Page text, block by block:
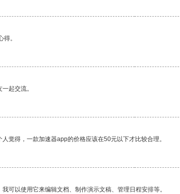
。
起交流。
觉得，一款加速器app的价格应该在50元以下才比较合理。
可以使用它来编辑文档、制作演示文稿、管理日程安排等。